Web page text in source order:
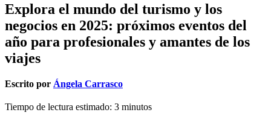
Explora el mundo del turismo y los
negocios en 2025: próximos eventos del
año para profesionales y amantes de los
viajes
Escrito por Ángela Carrasco
Tiempo de lectura estimado: 3 minutos